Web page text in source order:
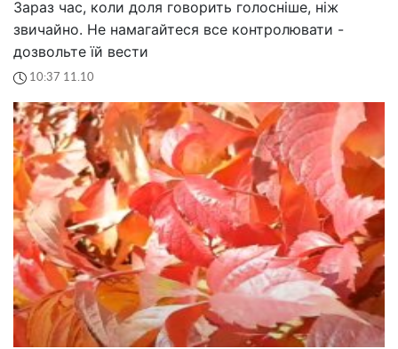
Зараз час, коли доля говорить голосніше, ніж
звичайно. Не намагайтеся все контролювати -
дозвольте їй вести
10:37 11.10